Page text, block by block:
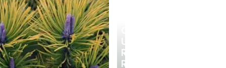
UM
RECANTO
REFRESCANTE